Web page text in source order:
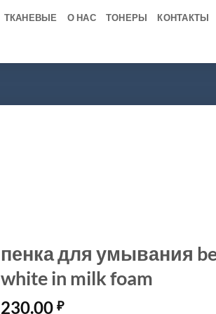
ТКАНЕВЫЕ О НАС ТОНЕРЫ КОНТАКТЫ
пенка для умывания
white in milk foam
230.00 ₽